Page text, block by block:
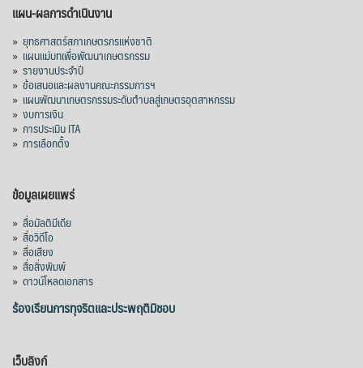
แผน-ผลการดำเนินงาน
» ยุทธศาสตร์สภาเกษตรกรแห่งชาติ
» แผนแม่บทเพื่อพัฒนาเกษตรกรรม
» รายงานประจำปี
» ข้อเสนอและผลงานคณะกรรมการฯ
» แผนพัฒนาเกษตรกรรมระดับตำบลสู่เกษตรอุตสาหกรรม
» งบการเงิน
» การประเมิน ITA
» การเลือกตั้ง
ข้อมูลเผยแพร่
» สื่อมัลติมีเดีย
» สื่อวิดีโอ
» สื่อเสียง
» สื่อสิ่งพิมพ์
» ดาวน์โหลดเอกสาร
ร้องเรียนการทุจริตและประพฤติมิชอบ
เว็บลิงก์